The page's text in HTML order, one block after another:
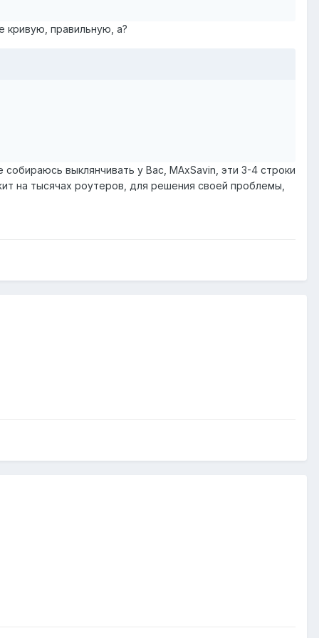
кривую, правильную, а?
выклянчивать у Вас, MAxSavin, эти 3-4 строки
на тысячах роутеров, для решения своей проблемы,